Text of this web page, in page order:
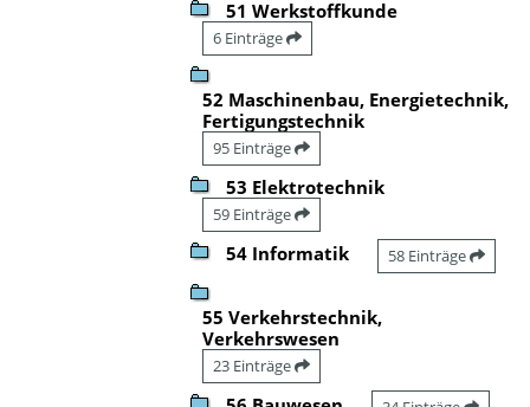
51 Werkstoffkunde
6 Einträge
52 Maschinenbau, Energietechnik,
Fertigungstechnik
95 Einträge
53 Elektrotechnik
59 Einträge
54 Informatik 58 Einträge
55 Verkehrstechnik,
Verkehrswesen
23 Einträge